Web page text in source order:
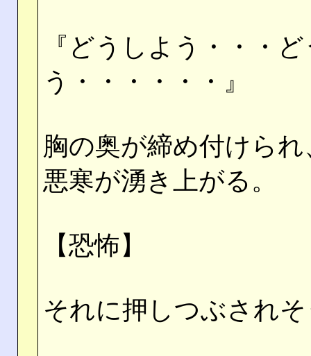
『どうしよう・・・
う・・・・・・』
胸の奥が締め付けら
悪寒が湧き上がる。
【恐怖】
それに押しつぶされ